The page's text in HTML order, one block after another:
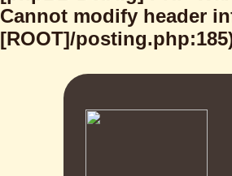
Cannot modify header
[ROOT]/